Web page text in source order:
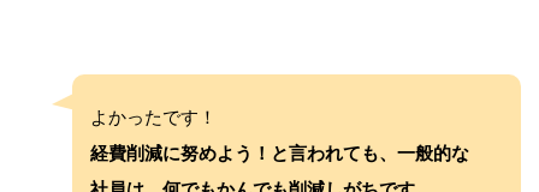
よかったです！
経費削減に努めよう！と言われても、一般的な